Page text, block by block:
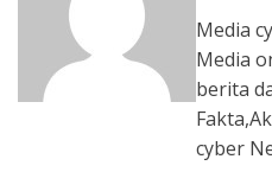
Media
Media
berita
cyber